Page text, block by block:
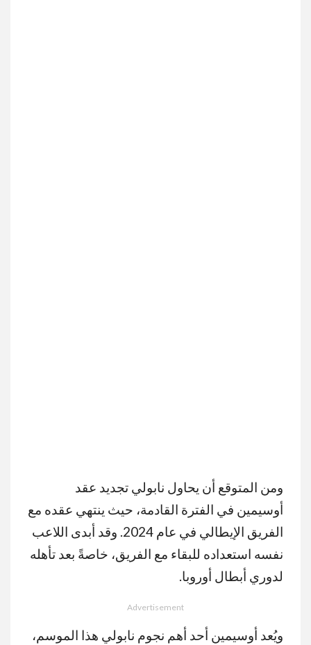
ومن المتوقع أن يحاول نابولي تجديد عقد
أوسيمين في الفترة القادمة، حيث ينتهي عقده مع
الفريق الإيطالي في عام 2024. وقد أبدى اللاعب
نفسه استعداده للبقاء مع الفريق، خاصةً بعد تأهله
لدوري أبطال أوروبا.
Advertisement
ويُعد أوسيمين أحد أهم نجوم نابولي هذا الموسم،